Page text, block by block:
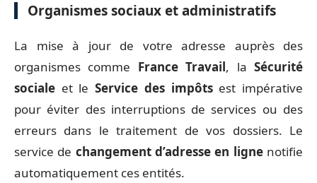
Organismes sociaux et administratifs
La mise à jour de votre adresse auprès des
organismes comme France Travail, laSécurité
sociale et leService des impôtsest impérative
pour éviter des interruptions de services ou des
erreurs dans le traitement de vos dossiers. Le
service de changement d’adresse en lignenotifie
automatiquement ces entités.